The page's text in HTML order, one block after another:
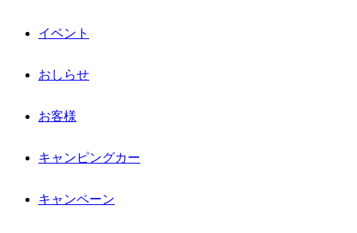
イベント
おしらせ
お客様
キャンピングカー
キャンペーン